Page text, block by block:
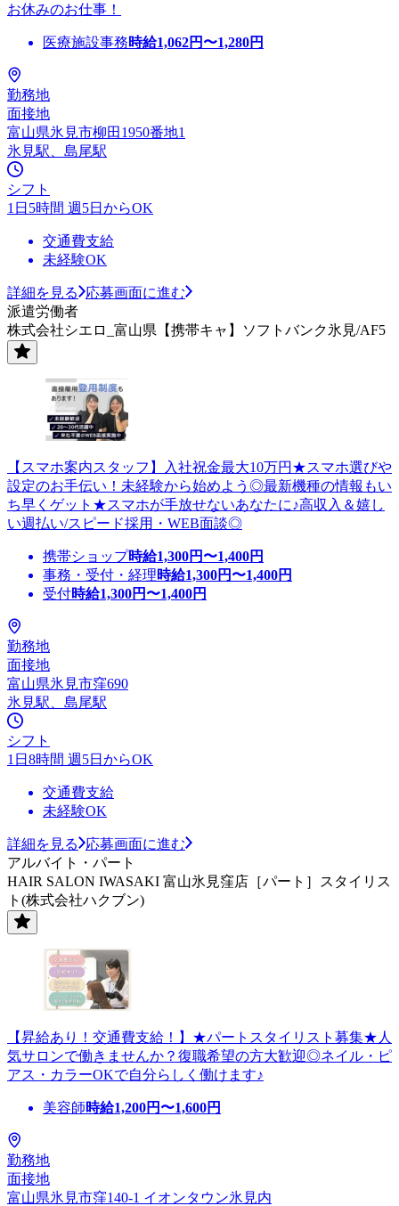
お休みのお仕事！
医療施設事務時給1,062円〜1,280円
勤務地
面接地
富山県氷見市柳田1950番地1
氷見駅、島尾駅
シフト
1日5時間 週5日からOK
交通費支給
未経験OK
詳細を見る
応募画面に進む
派遣労働者
株式会社シエロ_富山県【携帯キャ】ソフトバンク氷見/AF5
【スマホ案内スタッフ】入社祝金最大10万円★スマホ選びや
設定のお手伝い！未経験から始めよう◎最新機種の情報もい
ち早くゲット★スマホが手放せないあなたに♪高収入＆嬉し
い週払い/スピード採用・WEB面談◎
携帯ショップ時給1,300円〜1,400円
事務・受付・経理時給1,300円〜1,400円
受付時給1,300円〜1,400円
勤務地
面接地
富山県氷見市窪690
氷見駅、島尾駅
シフト
1日8時間 週5日からOK
交通費支給
未経験OK
詳細を見る
応募画面に進む
アルバイト・パート
HAIR SALON IWASAKI 富山氷見窪店［パート］スタイリス
ト(株式会社ハクブン)
【昇給あり！交通費支給！】★パートスタイリスト募集★人
気サロンで働きませんか？復職希望の方大歓迎◎ネイル・ピ
アス・カラーOKで自分らしく働けます♪
美容師時給1,200円〜1,600円
勤務地
面接地
富山県氷見市窪140-1 イオンタウン氷見内